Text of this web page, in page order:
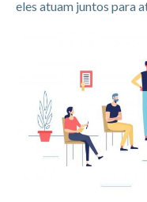
eles atuam juntos para